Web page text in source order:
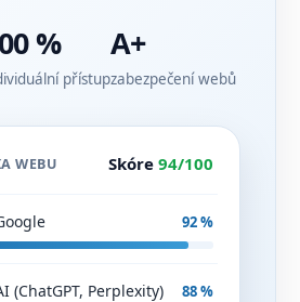
%
přístup
A+
zabezpečení webů
WEBU Skóre 94/100
92 %
(ChatGPT, Perplexity) 88 %